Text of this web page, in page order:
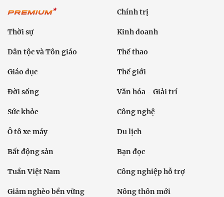
Chính trị
Thời sự Kinh doanh
Dân tộc và Tôn giáo Thể thao
Giáo dục Thế giới
Đời sống Văn hóa - Giải trí
Sức khỏe Công nghệ
Ô tô xe máy Du lịch
Bất động sản Bạn đọc
Tuần Việt Nam Công nghiệp hỗ trợ
Giảm nghèo bền vững Nông thôn mới